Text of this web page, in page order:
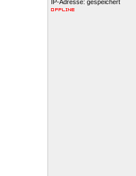
IP-Adresse: gespeichert